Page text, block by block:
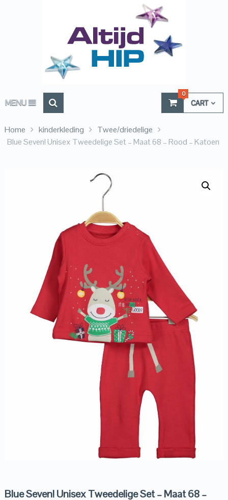
MENU CART
0
Home kinderkleding
Twee/driedelige
Blue Seven! Unisex Tweedelige Set – Maat 68 – Rood – Katoen
Blue Seven! Unisex Tweedelige Set – Maat 68 –